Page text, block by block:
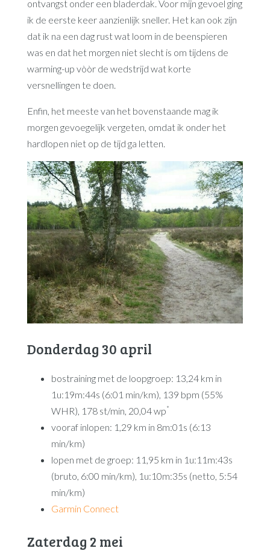
ontvangst onder een bladerdak. Voor mijn gevoel ging
ik de eerste keer aanzienlijk sneller. Het kan ook zijn
dat ik na een dag rust wat loom in de beenspieren
was en dat het morgen niet slecht is om tijdens de
warming-up vòòr de wedstrijd wat korte
versnellingen te doen.
Enfin, het meeste van het bovenstaande mag ik
morgen gevoegelijk vergeten, omdat ik onder het
hardlopen niet op de tijd ga letten.
Donderdag 30 april
bostraining met de loopgroep: 13,24 km in
1u:19m:44s (6:01 min/km), 139 bpm (55%
WHR), 178 st/min, 20,04 wp*
vooraf inlopen: 1,29 km in 8m:01s (6:13
min/km)
lopen met de groep: 11,95 km in 1u:11m:43s
(bruto, 6:00 min/km), 1u:10m:35s (netto, 5:54
min/km)
Garmin Connect
Zaterdag 2 mei